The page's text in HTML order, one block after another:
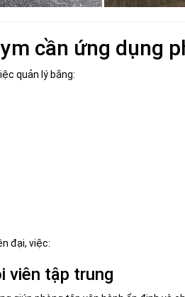
cần ứng dụng
quản lý bằng:
đại, việc:
viên tập trung